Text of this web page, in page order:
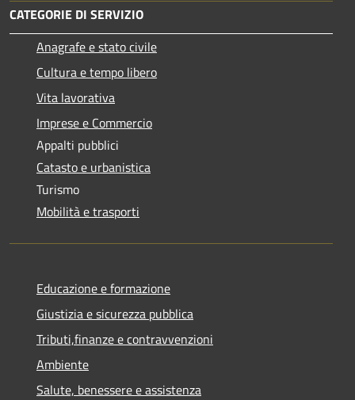
CATEGORIE DI SERVIZIO
Anagrafe e stato civile
Cultura e tempo libero
Vita lavorativa
Imprese e Commercio
Appalti pubblici
Catasto e urbanistica
Turismo
Mobilità e trasporti
Educazione e formazione
Giustizia e sicurezza pubblica
Tributi,finanze e contravvenzioni
Ambiente
Salute, benessere e assistenza